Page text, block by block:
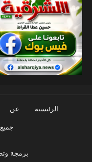
الرئيسية عن
برمجة